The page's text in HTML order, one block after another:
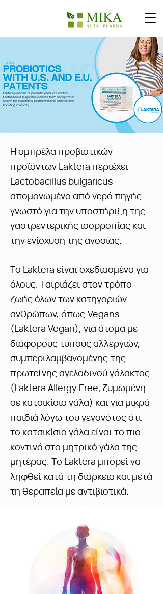
Η ομπρέλα προβιοτικών
προϊόντων Laktera περιέχει
Lactobacillus bulgaricus
απομονωμένο από νερό πηγής
γνωστό για την υποστήριξη της
γαστρεντερικής ισορροπίας και
την ενίσχυση της ανοσίας.
Το Laktera είναι σχεδιασμένο για
όλους. Ταιριάζει στον τρόπο
ζωής όλων των κατηγοριών
ανθρώπων, όπως Vegans
(Laktera Vegan), για άτομα με
διάφορους τύπους αλλεργιών,
συμπεριλαμβανομένης της
πρωτεΐνης αγελαδινού γάλακτος
(Laktera Allergy Free, ζυμωμένη
σε κατσικίσιο γάλα) και για μικρά
παιδιά λόγω του γεγονότος ότι
το κατσικίσιο γάλα είναι το πιο
κοντινό στο μητρικό γάλα της
μητέρας. Το Laktera μπορεί να
ληφθεί κατά τη διάρκεια και μετά
τη θεραπεία με αντιβιοτικά.